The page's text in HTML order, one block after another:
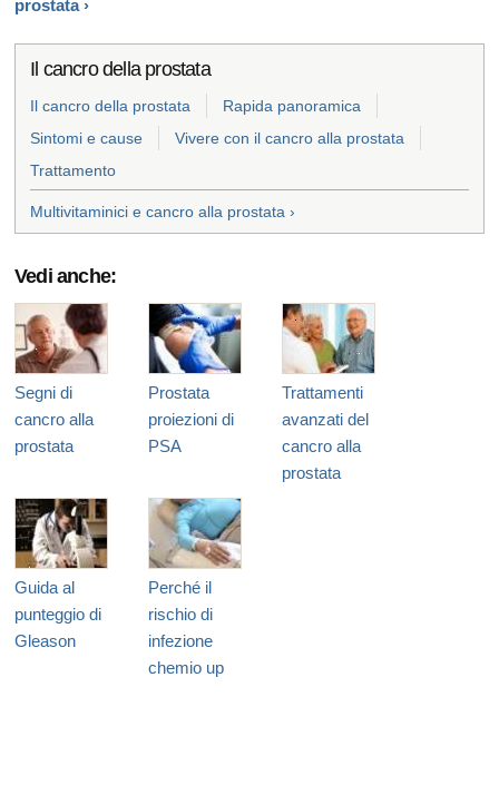
prostata ›
Il cancro della prostata
Il cancro della prostata
Rapida panoramica
Sintomi e cause
Vivere con il cancro alla prostata
Trattamento
Multivitaminici e cancro alla prostata ›
Vedi anche:
Segni di
cancro alla
prostata
Prostata
proiezioni di
PSA
Trattamenti
avanzati del
cancro alla
prostata
Guida al
punteggio di
Gleason
Perché il
rischio di
infezione
chemio up